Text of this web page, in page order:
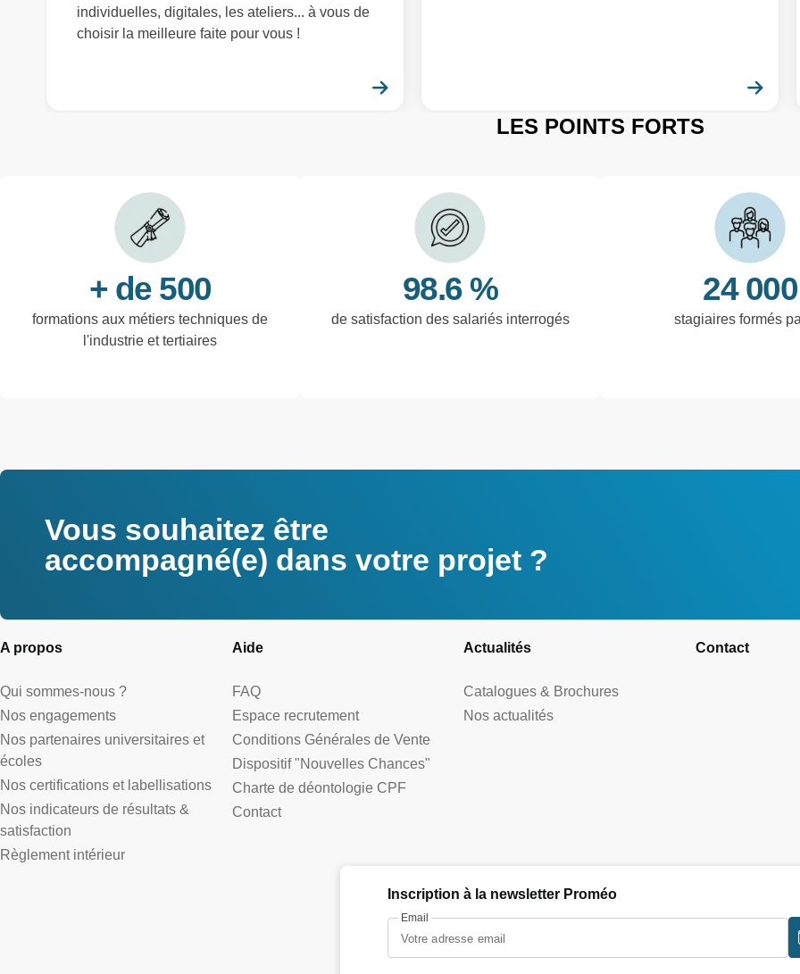
individuelles, digitales, les ateliers... à vous de
choisir la meilleure faite pour vous !
LES POINTS FORTS
+ de 500
formations aux métiers techniques de
l'industrie et tertiaires
98.6 %
de satisfaction des salariés interrogés
24 000
stagiaires formés
Vous souhaitez être
accompagné(e) dans votre projet ?
A propos
Qui sommes-nous ?
Nos engagements
Nos partenaires universitaires et
écoles
Nos certifications et labellisations
Nos indicateurs de résultats &
satisfaction
Règlement intérieur
Aide
FAQ
Espace recrutement
Conditions Générales de Vente
Dispositif "Nouvelles Chances"
Charte de déontologie CPF
Contact
Actualités
Catalogues & Brochures
Nos actualités
Contact
Inscription à la newsletter Proméo
Email